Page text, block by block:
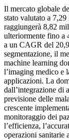
Il mercato globale
stato valutato a
raggiungerà 8,82
ulteriormente fino a
a un CAGR del
segmentazione, il
machine learning
l’imaging medico e
applicazioni. La
dall’integrazione di
previsione delle
crescente
monitoraggio dei
l’efficienza,
operazioni sanitarie